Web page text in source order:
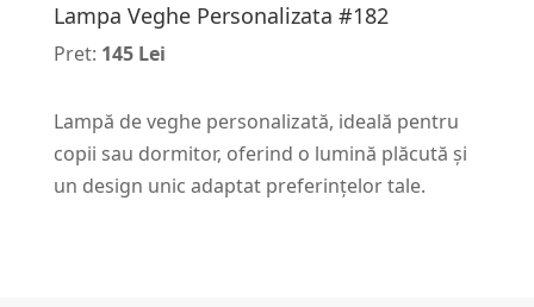
Lampa Veghe Personalizata #182
Pret: 145 Lei
Lampă de veghe personalizată, ideală pentru
copii sau dormitor, oferind o lumină plăcută și
un design unic adaptat preferințelor tale.